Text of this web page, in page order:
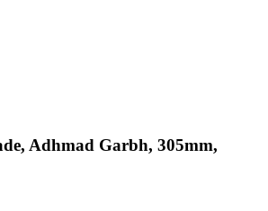
Adhmad Garbh, 305mm,